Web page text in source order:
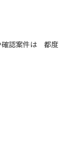
確認案件は 都度